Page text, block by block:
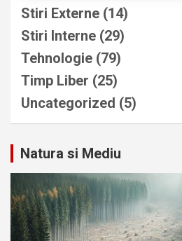
Stiri Externe (14)
Stiri Interne (29)
Tehnologie (79)
Timp Liber (25)
Uncategorized (5)
Natura si Mediu